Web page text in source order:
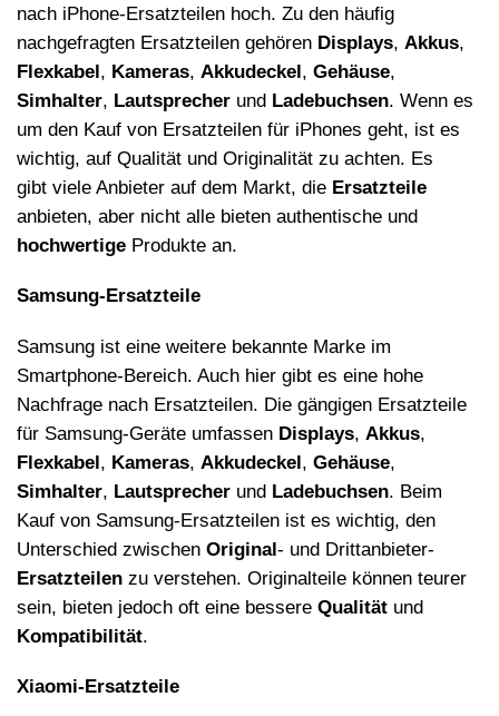
nach iPhone-Ersatzteilen hoch. Zu den häufig
nachgefragten Ersatzteilen gehören Displays, Akkus,
Flexkabel, Kameras, Akkudeckel, Gehäuse,
Simhalter, Lautsprecher und Ladebuchsen. Wenn es
um den Kauf von Ersatzteilen für iPhones geht, ist es
wichtig, auf Qualität und Originalität zu achten. Es
gibt viele Anbieter auf dem Markt, die Ersatzteile
anbieten, aber nicht alle bieten authentische und
hochwertige Produkte an.
Samsung-Ersatzteile
Samsung ist eine weitere bekannte Marke im
Smartphone-Bereich. Auch hier gibt es eine hohe
Nachfrage nach Ersatzteilen. Die gängigen Ersatzteile
für Samsung-Geräte umfassen Displays, Akkus,
Flexkabel, Kameras, Akkudeckel, Gehäuse,
Simhalter, Lautsprecher und Ladebuchsen. Beim
Kauf von Samsung-Ersatzteilen ist es wichtig, den
Unterschied zwischen Original- und Drittanbieter-
Ersatzteilen zu verstehen. Originalteile können teurer
sein, bieten jedoch oft eine bessere Qualität und
Kompatibilität.
Xiaomi-Ersatzteile